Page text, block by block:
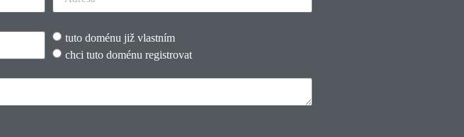
tuto doménu již vlastním
chci tuto doménu registrovat